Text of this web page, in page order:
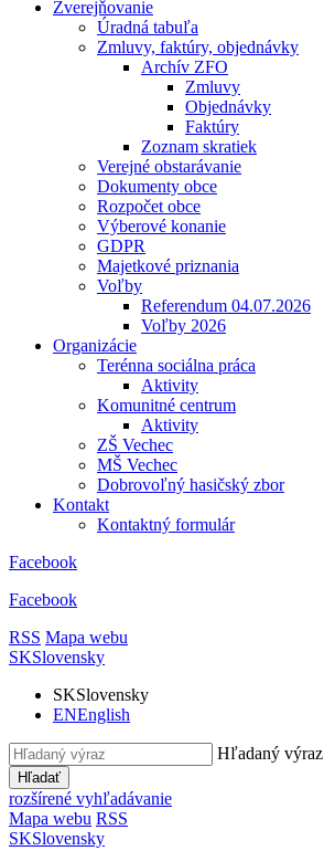
Zverejňovanie
Úradná tabuľa
Zmluvy, faktúry, objednávky
Archív ZFO
Zmluvy
Objednávky
Faktúry
Zoznam skratiek
Verejné obstarávanie
Dokumenty obce
Rozpočet obce
Výberové konanie
GDPR
Majetkové priznania
Voľby
Referendum 04.07.2026
Voľby 2026
Organizácie
Terénna sociálna práca
Aktivity
Komunitné centrum
Aktivity
ZŠ Vechec
MŠ Vechec
Dobrovoľný hasičský zbor
Kontakt
Kontaktný formulár
Facebook
Facebook
RSS Mapa webu
SKSlovensky
SKSlovensky
ENEnglish
Hľadaný výraz
Hľadať
rozšírené vyhľadávanie
Mapa webu RSS
SKSlovensky